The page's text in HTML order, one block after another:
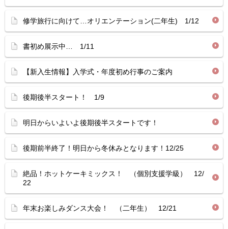
修学旅行に向けて…オリエンテーション(二年生) 1/12
書初め展示中… 1/11
【新入生情報】入学式・年度初め行事のご案内
後期後半スタート！ 1/9
明日からいよいよ後期後半スタートです！
後期前半終了！明日から冬休みとなります！12/25
絶品！ホットケーキミックス！ （個別支援学級） 12/
22
年末お楽しみダンス大会！ （二年生） 12/21